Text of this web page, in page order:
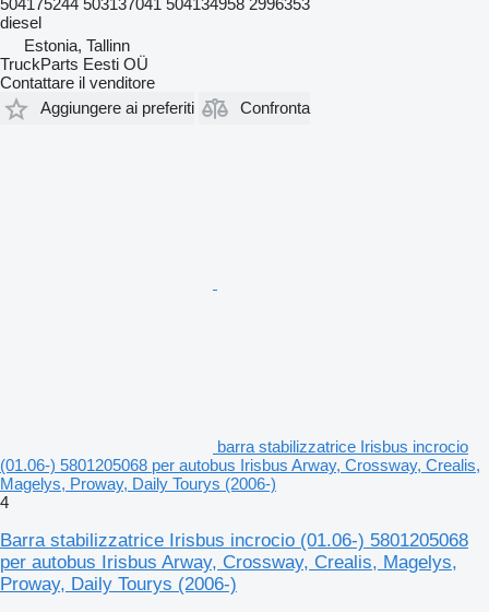
diesel
Estonia, Tallinn
TruckParts Eesti OÜ
Contattare il venditore
Aggiungere ai preferiti
Confronta
barra stabilizzatrice Irisbus incrocio
(01.06-) 5801205068 per autobus Irisbus Arway, Crossway, Crealis,
Magelys, Proway, Daily Tourys (2006-)
4
Barra stabilizzatrice Irisbus incrocio (01.06-) 5801205068
per autobus Irisbus Arway, Crossway, Crealis, Magelys,
Proway, Daily Tourys (2006-)